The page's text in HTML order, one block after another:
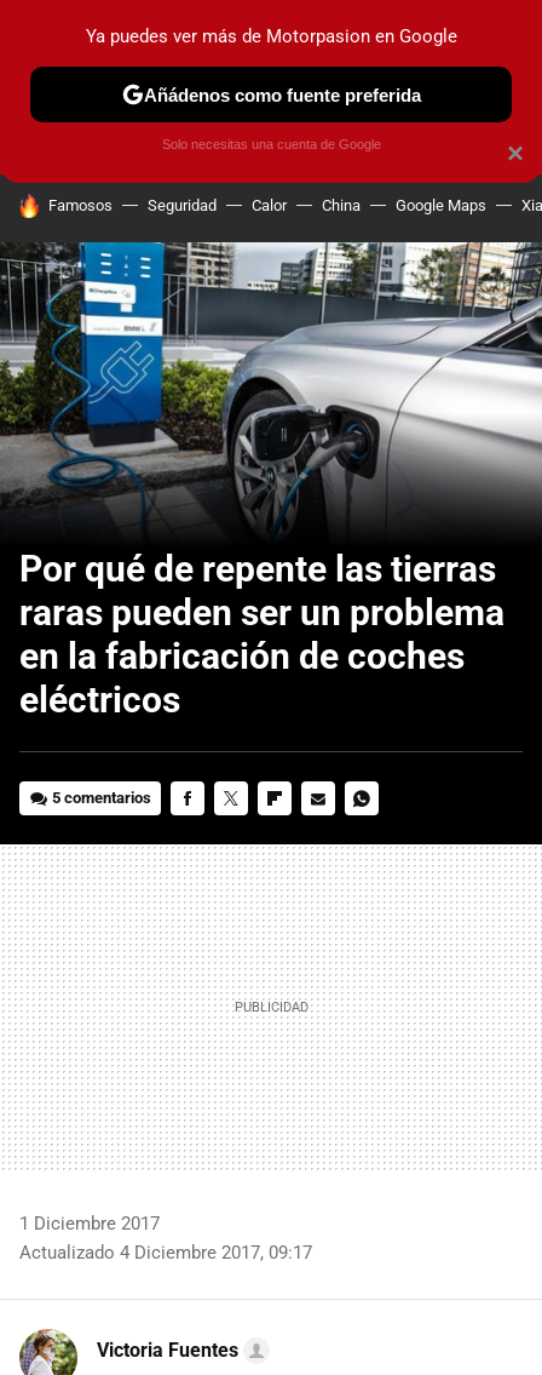
PRUEBAS COCHES ELÉCTRICOS OBSERVATORIO
HOY SE HABLA DE
Famosos Seguridad Calor China Google Maps
Por qué de repente las tierras
raras pueden ser un problema
en la fabricación de coches
eléctricos
5 comentarios
MAIL
1 Diciembre 2017
Actualizado 4 Diciembre 2017, 09:17
Victoria Fuentes
×
Ya puedes ver más de Motorpasion en Google
Añádenos como fuente preferida
Solo necesitas una cuenta de Google